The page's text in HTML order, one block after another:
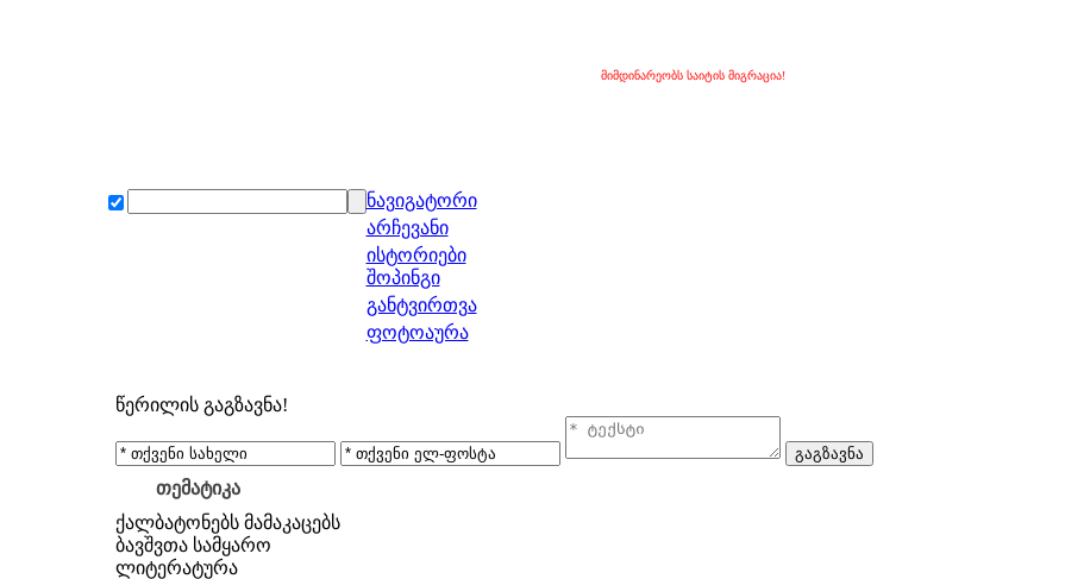
მიმდინარეობს საიტის მიგრაცია!
ნავიგატორი
არჩევანი
ისტორიები
შოპინგი
განტვირთვა
ფოტოაურა
წერილის გაგზავნა!
თემატიკა
ქალბატონებს მამაკაცებს
ბავშვთა სამყარო
ლიტერატურა